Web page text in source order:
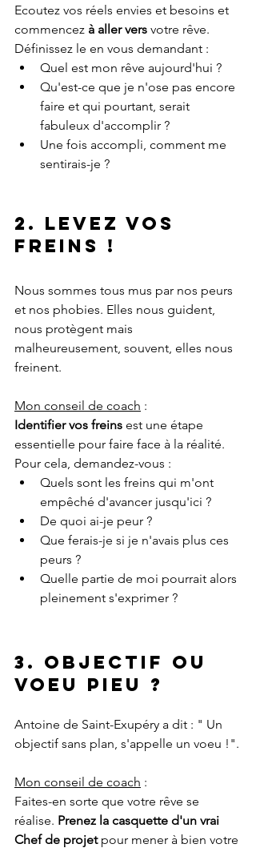
Ecoutez vos réels envies et besoins et
commencez à aller vers votre rêve.
Définissez le en vous demandant :
Quel est mon rêve aujourd'hui ?
Qu'est-ce que je n'ose pas encore
faire et qui pourtant, serait
fabuleux d'accomplir ?
Une fois accompli, comment me
sentirais-je ?
2. Levez vos
freins !
Nous sommes tous mus par nos peurs
et nos phobies. Elles nous guident,
nous protègent mais
malheureusement, souvent, elles nous
freinent.
Mon conseil de coach :
Identifier vos freins est une étape
essentielle pour faire face à la réalité.
Pour cela, demandez-vous :
Quels sont les freins qui m'ont
empêché d'avancer jusqu'ici ?
De quoi ai-je peur ?
Que ferais-je si je n'avais plus ces
peurs ?
Quelle partie de moi pourrait alors
pleinement s'exprimer ?
3. Objectif ou
voeu pieu ?
Antoine de Saint-Exupéry a dit : " Un
objectif sans plan, s'appelle un voeu !".
Mon conseil de coach :
Faites-en sorte que votre rêve se
réalise. Prenez la casquette d'un vrai
Chef de projet pour mener à bien votre